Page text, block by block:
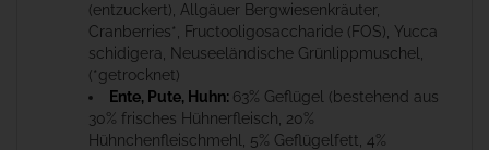
(entzuckert), Allgäuer Bergwiesenkräuter,
Cranberries*, Fructooligosaccharide (FOS), Yucca
schidigera, Neuseeländische Grünlippmuschel,
(*getrocknet)
Ente, Pute, Huhn: 63% Geflügel (bestehend aus
30% frisches Hühnerfleisch, 20%
Hühnchenfleischmehl, 5% Geflügelfett, 4%